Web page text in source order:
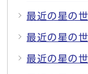
最近の星の
最近の星の
最近の星の